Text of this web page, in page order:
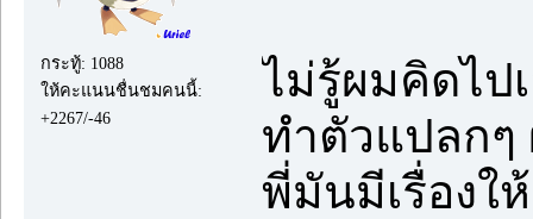
กระทู้: 1088
ให้คะแนนชื่นชมคนนี้:
+2267/-46
ไม่รู้ผมคิดไป
ทำตัวแปลกๆ
พี่มันมีเรื่องให้